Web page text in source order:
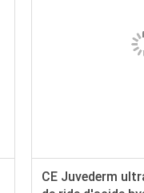
CE Juvederm